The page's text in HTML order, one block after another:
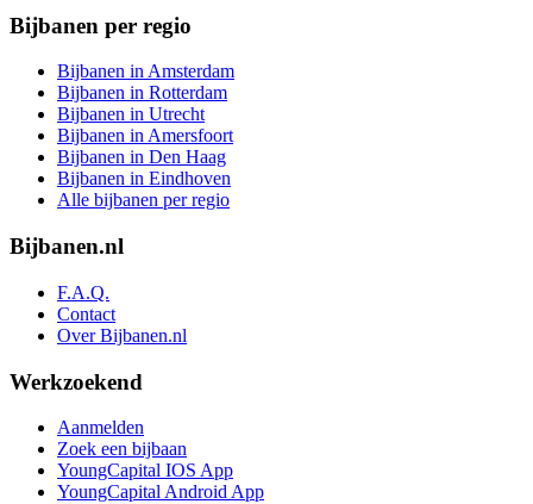
Bijbanen per regio
Bijbanen in Amsterdam
Bijbanen in Rotterdam
Bijbanen in Utrecht
Bijbanen in Amersfoort
Bijbanen in Den Haag
Bijbanen in Eindhoven
Alle bijbanen per regio
Bijbanen.nl
F.A.Q.
Contact
Over Bijbanen.nl
Werkzoekend
Aanmelden
Zoek een bijbaan
YoungCapital IOS App
YoungCapital Android App